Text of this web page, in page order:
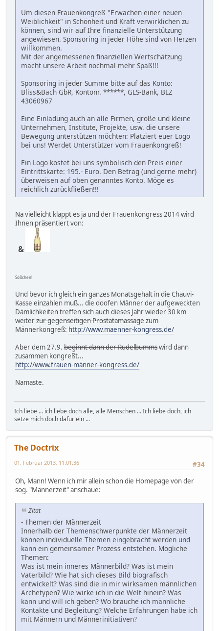
Um diesen Frauenkongreß "Erwachen einer neuen
Weiblichkeit" in Schönheit und Kraft verwirklichen zu
können, sind wir auf Ihre finanzielle Unterstützung
angewiesen. Sponsoring in jeder Höhe sind von Herzen
willkommen.
Mit der angemessenen finanziellen Wertschätzung
macht unsere Arbeit nochmal mehr Spaß!!!
Sponsoring in jeder Summe bitte auf das Konto:
Bliss&Bach GbR, Kontonr. ******, GLS-Bank, BLZ
43060967
Eine Einladung auch an alle Firmen, große und kleine
Unternehmen, Institute, Projekte, usw. die unsere
Bewegung unterstützen möchten: Platziert euer Logo
bei uns! Werdet Unterstützer vom Frauenkongreß!
Ein Logo kostet bei uns symbolisch den Preis einer
Eintrittskarte: 195.- Euro. Den Betrag (und gerne mehr)
überweisen auf oben genanntes Konto. Möge es
reichlich zurückfließen!!!
Na vielleicht klappt es ja und der Frauenkongress 2014 wird
Ihnen präsentiert von:
&
Sößchen!
Und bevor ich gleich ein ganzes Monatsgehalt in die Chauvi-
Kasse einzahlen muß... die doofen Männer der aufgeweckten
Dämlichkeiten treffen sich auch dieses Jahr wieder 30 km
weiterzur gegenseitigen Prostatamassagezum
Männerkongreß: http://www.maenner-kongress.de/
Aber dem 27.9. beginnt dann der Rudelbummswird dann
zusammen kongreßt...
http://www.frauen-männer-kongress.de/
Namaste.
Ich liebe ... ich liebe doch alle, alle Menschen ... Ich liebe doch, ich
setze mich doch dafür ein ...
The Doctrix
#34
01. Februar 2013, 11:01:36
Oh, Mann! Wenn ich mir allein schon die Homepage von der
sog. "Männerzeit" anschaue:
Zitat
- Themen der Männerzeit
Innerhalb der Themenschwerpunkte der Männerzeit
können individuelle Themen eingebracht werden und
kann ein gemeinsamer Prozess entstehen. Mögliche
Themen:
Was ist mein inneres Männerbild? Was ist mein
Vaterbild? Wie hat sich dieses Bild biografisch
entwickelt? Was sind die in mir wirksamen männlichen
Archetypen? Wie wirke ich in die Welt hinein? Was
kann und will ich geben? Wo brauche ich männliche
Kontakte und Begleitung? Welche Erfahrungen habe ich
mit Männern und Männerinitiativen?